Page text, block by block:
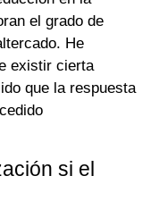
el grado de
He
existir cierta
que la respuesta
si el